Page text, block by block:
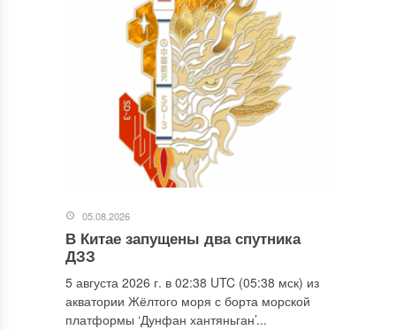
05.08.2026
В Китае запущены два спутника
ДЗЗ
5 августа 2026 г. в 02:38 UTC (05:38 мск) из
акватории Жёлтого моря с борта морской
платформы ‘Дунфан хантяньган’...